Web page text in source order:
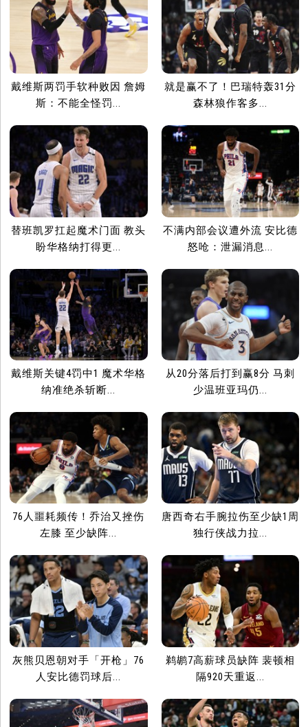
戴维斯两罚手软种败因 詹姆
斯：不能全怪罚...
就是赢不了！巴瑞特轰31分
森林狼作客多...
替班凯罗扛起魔术门面 教头
盼华格纳打得更...
不满内部会议遭外流 安比德
怒呛：泄漏消息...
戴维斯关键4罚中1 魔术华格
纳准绝杀斩断...
从20分落后打到赢8分 马刺
少温班亚玛仍...
76人噩耗频传！乔治又挫伤
左膝 至少缺阵...
唐西奇右手腕拉伤至少缺1周
独行侠战力拉...
灰熊贝恩朝对手「开枪」76
人安比德罚球后...
鹈鹕7高薪球员缺阵 裴顿相
隔920天重返...